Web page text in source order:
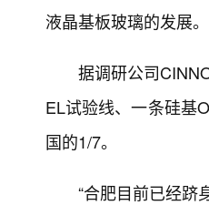
液晶基板玻璃的发展。
据调研公司
EL试验线、一条硅基
国的1/7。
“合肥目前已经跻